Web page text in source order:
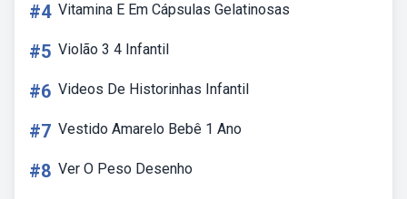
#4 Vitamina E Em Cápsulas Gelatinosas
#5 Violão 3 4 Infantil
#6 Videos De Historinhas Infantil
#7 Vestido Amarelo Bebê 1 Ano
#8 Ver O Peso Desenho